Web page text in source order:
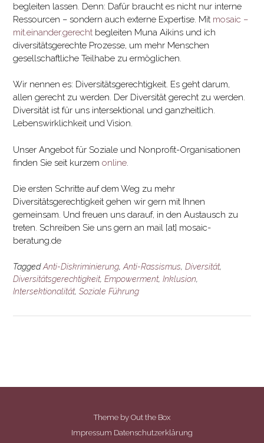
begleiten lassen. Denn: Dafür braucht es nicht nur interne
Ressourcen – sondern auch externe Expertise. Mit mosaic –
mit.einander.gerecht begleiten Muna Aikins und ich
diversitätsgerechte Prozesse, um mehr Menschen
gesellschaftliche Teilhabe zu ermöglichen.
Wir nennen es: Diversitätsgerechtigkeit. Es geht darum,
allen gerecht zu werden. Der Diversität gerecht zu werden.
Diversität ist für uns intersektional und ganzheitlich.
Lebenswirklichkeit und Vision.
Unser Angebot für Soziale und Nonprofit-Organisationen
finden Sie seit kurzem online.
Die ersten Schritte auf dem Weg zu mehr
Diversitätsgerechtigkeit gehen wir gern mit Ihnen
gemeinsam. Und freuen uns darauf, in den Austausch zu
treten. Schreiben Sie uns gern an mail [at] mosaic-
beratung.de
TaggedAnti-Diskriminierung, Anti-Rassismus, Diversität,
Diversitätsgerechtigkeit, Empowerment, Inklusion,
Intersektionalität, Soziale Führung
Theme by Out the Box
Impressum Datenschutzerklärung